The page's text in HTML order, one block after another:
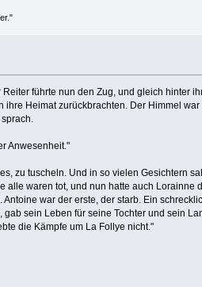
führte nun den Zug, und gleich hinter
Heimat zurückbrachten. Der Himmel
Anwesenheit."
zu tuscheln. Und in so vielen Gesichtern
waren tot, und nun hatte auch Lorainne
war der erste, der starb. Ein
sein Leben für seine Tochter und sein
die Kämpfe um La Follye nicht."